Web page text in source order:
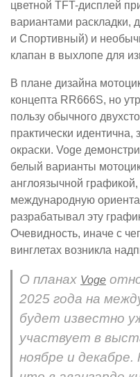
цветной TFT-дисплей
вариантами
и Спортивный) и
клапан в выхлопе для
В плане дизайна
концепта RR666S, но
пользу обычного
практически
окраски. Voge
белый варианты
англоязычной
международную
разрабатывал эту
Очевидность, иначе с
винглетах возникла
О планах Voge
2025 года на
будет известно
участвует в
ноябре и